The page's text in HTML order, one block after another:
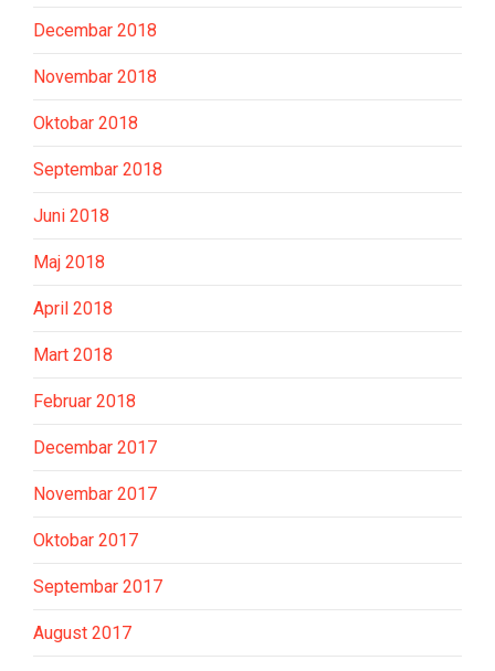
Decembar 2018
Novembar 2018
Oktobar 2018
Septembar 2018
Juni 2018
Maj 2018
April 2018
Mart 2018
Februar 2018
Decembar 2017
Novembar 2017
Oktobar 2017
Septembar 2017
August 2017